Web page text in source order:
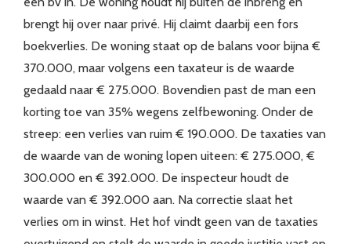
brengt hij over naar privé. Hij claimt daarbij een fors
boekverlies. De woning staat op de balans voor bijna €
370.000, maar volgens een taxateur is de waarde
gedaald naar € 275.000. Bovendien past de man een
korting toe van 35% wegens zelfbewoning. Onder de
streep: een verlies van ruim € 190.000. De taxaties van
de waarde van de woning lopen uiteen: € 275.000, €
300.000 en € 392.000. De inspecteur houdt de
waarde van € 392.000 aan. Na correctie slaat het
verlies om in winst. Het hof vindt geen van de taxaties